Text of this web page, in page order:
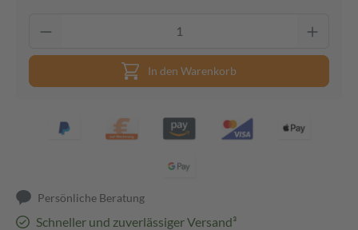
In den Warenkorb
Persönliche Beratung
Schneller und zuverlässiger Versand³